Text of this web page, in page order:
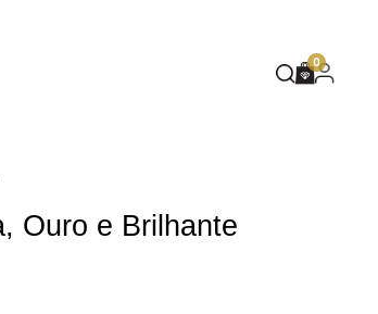
0
Ouro e Brilhante